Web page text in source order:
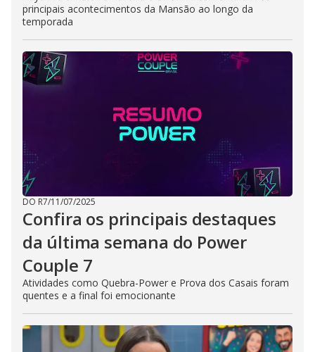
principais acontecimentos da Mansão ao longo da
temporada
DO R7/11/07/2025
Confira os principais destaques
da última semana do Power
Couple 7
Atividades como Quebra-Power e Prova dos Casais foram
quentes e a final foi emocionante